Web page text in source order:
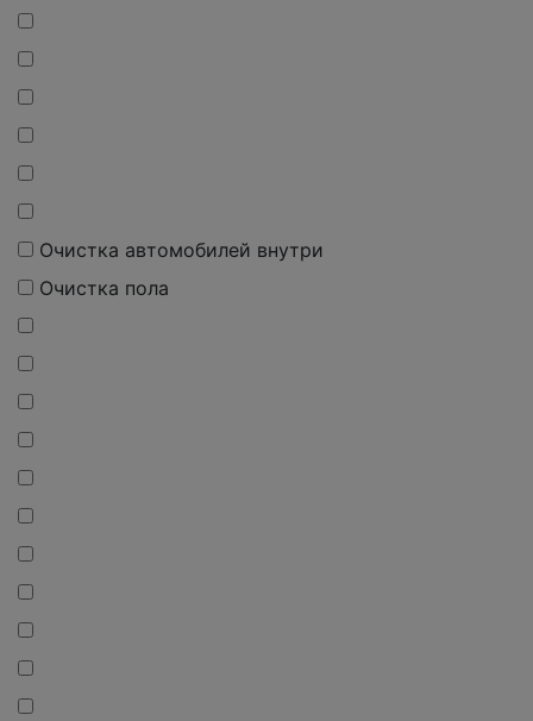
Очистка автомобилей внутри
Очистка пола